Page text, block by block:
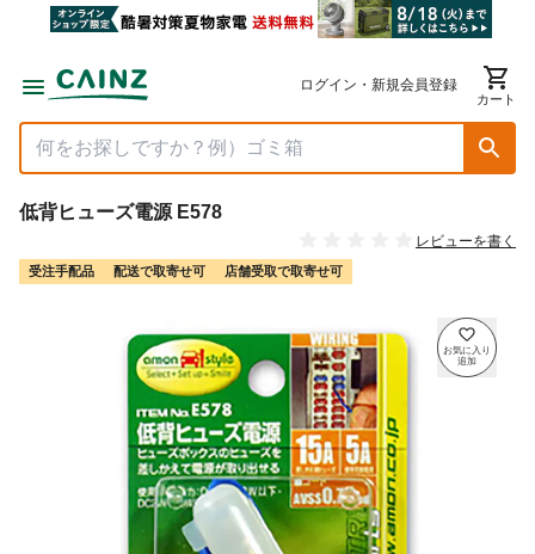
ログイン・新規会員登録
カート
低背ヒューズ電源 E578
レビューを書く
受注手配品 配送で取寄せ可 店舗受取で取寄せ可